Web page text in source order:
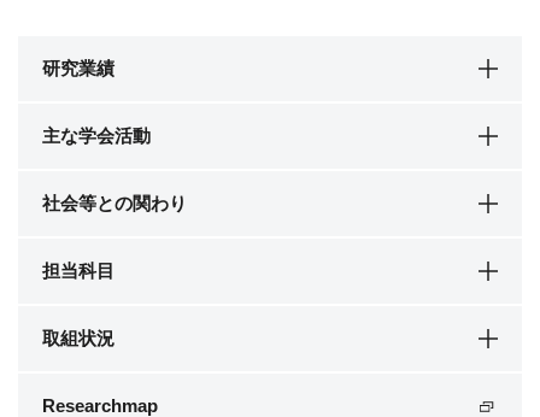
研究業績
主な学会活動
社会等との関わり
担当科目
取組状況
Researchmap